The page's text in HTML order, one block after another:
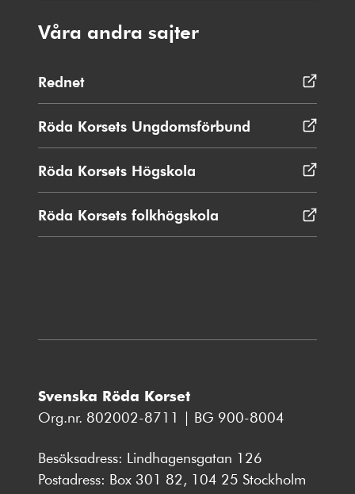
Våra andra sajter
Rednet
i
nytt
fönster
Röda Korsets Ungdomsförbund Öppnas
i
Röda Korsets Högskola
i
nytt
fönster
Röda Korsets folkhögskola
i
Svenska Röda Korset
Org.nr. 802002-8711 | BG 900-8004
Besöksadress: Lindhagensgatan 126
Postadress: Box 301 82, 104 25 Stockholm